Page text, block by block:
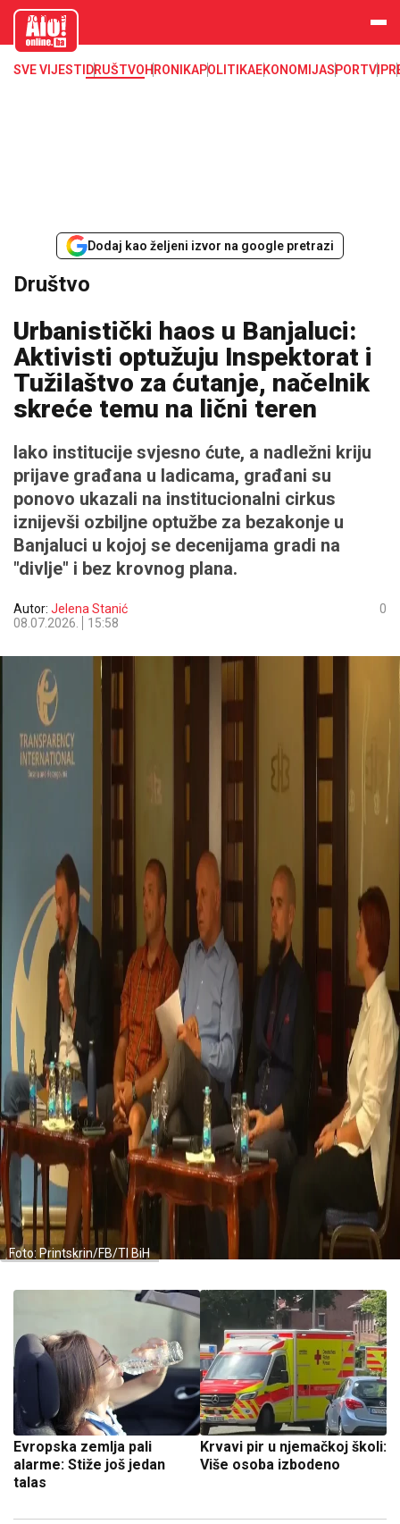
aloonline.b
SVE VIJESTI DRUŠTVOHRONIKAPOLITIKAEKONOMIJASPORTVIP
Dodaj kao željeni izvor na google pretrazi
Društvo
Urbanistički haos u Banjaluci:
Aktivisti optužuju Inspektorat i
Tužilaštvo za ćutanje, načelnik
skreće temu na lični teren
Iako institucije svjesno ćute, a nadležni kriju
prijave građana u ladicama, građani su
ponovo ukazali na institucionalni cirkus
iznijevši ozbiljne optužbe za bezakonje u
Banjaluci u kojoj se decenijama gradi na
"divlje" i bez krovnog plana.
Autor: Jelena Stanić
08.07.2026.
15:58
0
Foto: Printskrin/FB/TI BiH
Evropska zemlja pali
alarme: Stiže još jedan
talas
Krvavi pir u njemačkoj školi:
Više osoba izbodeno